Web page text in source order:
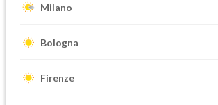
Milano
Bologna
Firenze